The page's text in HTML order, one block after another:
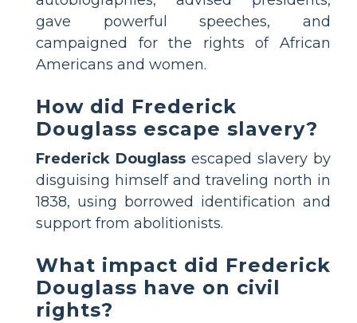
gave powerful speeches, and
campaigned for the rights of African
Americans and women.
How did Frederick
Douglass escape slavery?
Frederick Douglass escaped slavery by
disguising himself and traveling north in
1838, using borrowed identification and
support from abolitionists.
What impact did Frederick
Douglass have on civil
rights?